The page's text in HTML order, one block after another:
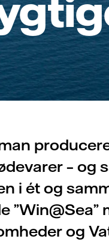
– og
i ét og
og